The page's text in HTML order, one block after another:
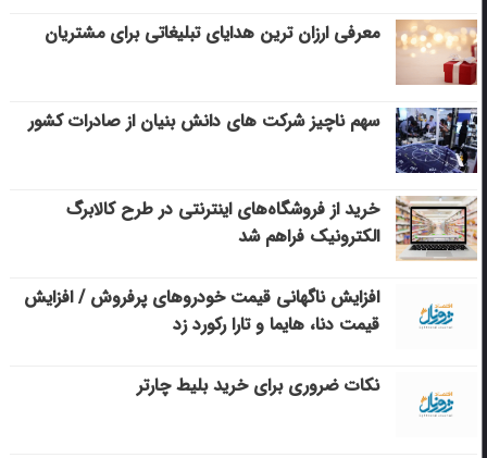
معرفی ارزان ترین هدایای تبلیغاتی برای مشتریان
سهم ناچیز شرکت های دانش بنیان از صادرات کشور
خرید از فروشگاه‌های اینترنتی در طرح کالابرگ
الکترونیک فراهم شد
افزایش ناگهانی قیمت خودروهای پرفروش / افزایش
قیمت دنا، هایما و تارا رکورد زد
نکات ضروری برای خرید بلیط چارتر